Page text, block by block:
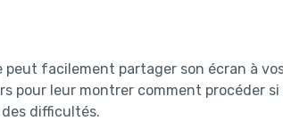
peut facilement partager son écran à
pour leur montrer comment procéder si
difficultés.